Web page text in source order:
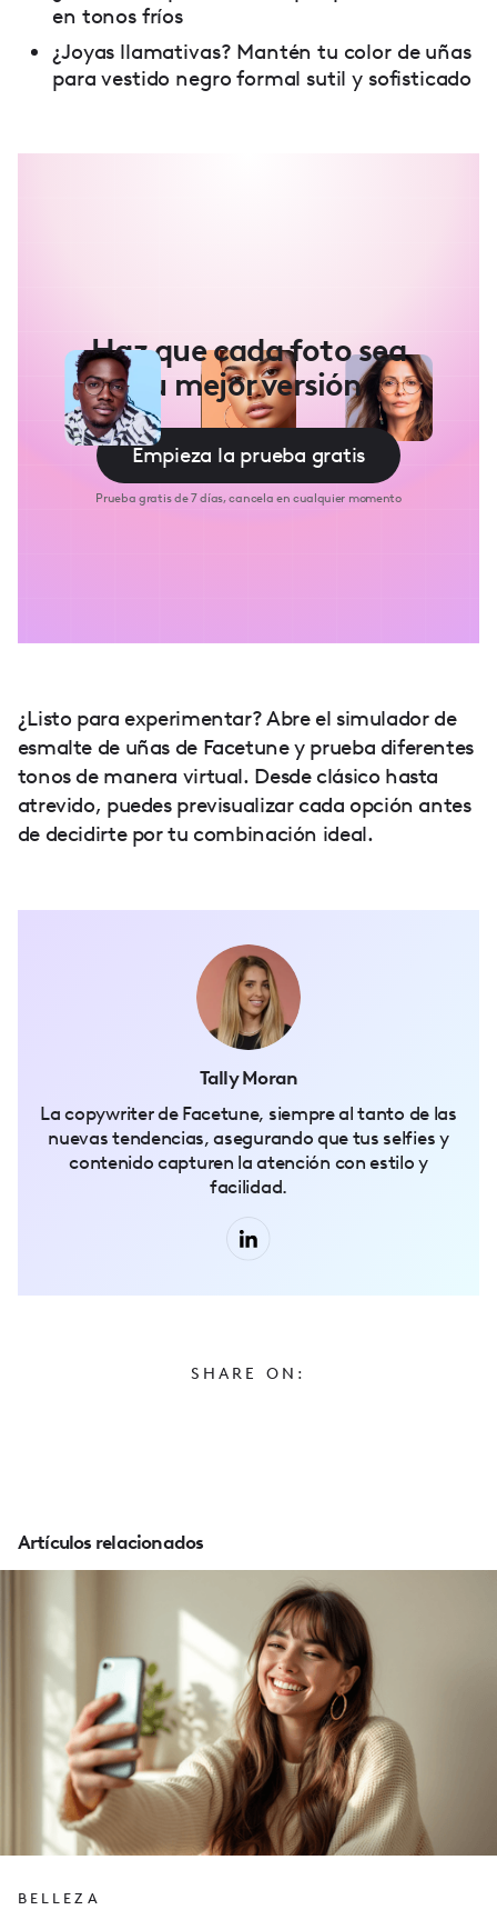
SHARE ON:
en tonos fríos
¿Joyas llamativas? Mantén tu color de uñas
para vestido negro formal sutil y sofisticado
Haz que cada foto sea
tu mejor versión
Empieza la prueba gratis
Prueba gratis de 7 días, cancela en cualquier momento
¿Listo para experimentar? Abre el simulador de
esmalte de uñas de Facetune y prueba diferentes
tonos de manera virtual. Desde clásico hasta
atrevido, puedes previsualizar cada opción antes
de decidirte por tu combinación ideal.
Tally Moran
La copywriter de Facetune, siempre al tanto de las
nuevas tendencias, asegurando que tus selfies y
contenido capturen la atención con estilo y
facilidad.
Artículos relacionados
BELLEZA